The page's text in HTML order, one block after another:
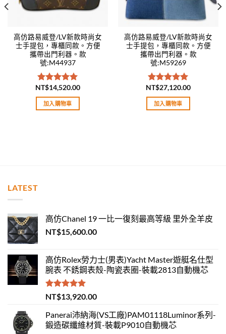
高仿路易威登/LV新款時尚女
士手提包，專櫃同款。方便
攜帶出門利器。款
號:M44937
評分5.00
滿分 5
NT$14,520.00
加入購物車
高仿路易威登/LV新款時尚女
士手提包，專櫃同款。方便
攜帶出門利器。款
號:M59269
評分5.00
滿分 5
NT$27,120.00
加入購物車
LATEST
高仿Chanel 19 一比一復刻最高等級 里外全羊皮
NT$15,600.00
高仿Rolex勞力士(男表)Yacht Master遊艇名仕型
腕表 不銹鋼表殼-陶瓷表圈-裝載2813自動機芯
評分5.00
滿分 5
NT$13,920.00
Panerai沛納海(VS工廠)PAM01118Luminor系列-
鍛造碳纖維材質-裝載P9010自動機芯